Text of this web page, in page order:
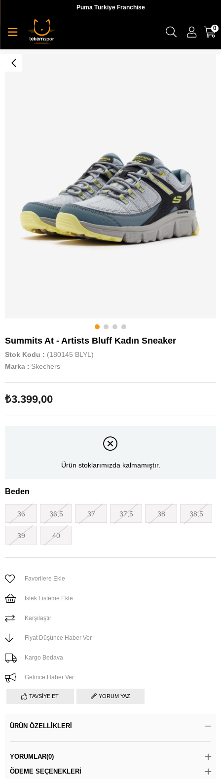
Puma Türkiye Franchise
0
Summits At - Artists Bluff Kadın Sneaker
Stok Kodu
(180145 BLYL)
Marka : Skechers
₺3.399,00
Ürün stoklarımızda kalmamıştır.
Beden
36 36,5 37 37,5 38 38,5
39 40
Favorilere Ekle
İstek Listeme Ekle
Karşılaştır
Fiyat Düşünce Haber Ver
Kargo Bedava
Gelince Haber Ver
TAVSIYE ET YORUM YAZ
ÜRÜN ÖZELLIKLERI
YORUMLAR(0)
ÖDEME SEÇENEKLERI